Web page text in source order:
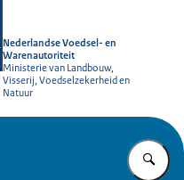
Nederlandse Voedsel- en
Warenautoriteit
Ministerie van Landbouw,
Visserij, Voedselzekerheid en
Natuur